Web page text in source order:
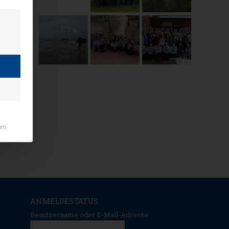
ANMELDESTATUS
Benutzername oder E-Mail-Adresse